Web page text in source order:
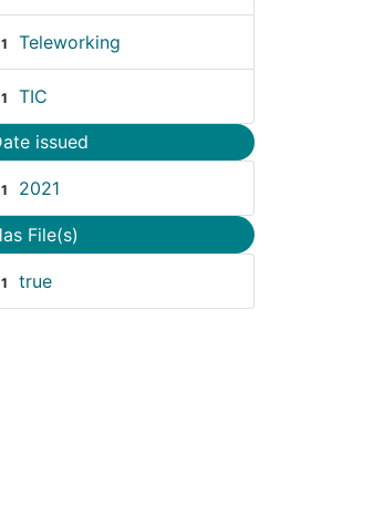
1 Teleworking
1 TIC
issued
1 2021
File(s)
1 true